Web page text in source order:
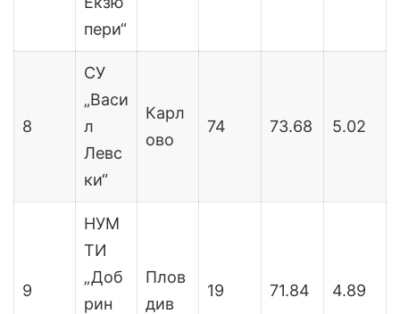
пери“
8
СУ
„Васи
л
Левс
ки“
Карл
ово
74 73.68 5.02
9
НУМ
ТИ
„Доб
рин
Плов
див
19 71.84 4.89